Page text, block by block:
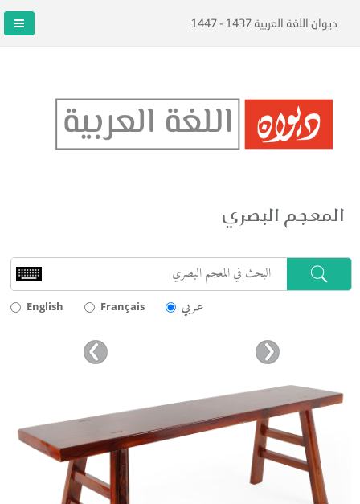
ديوان اللغة العربية 1437 - 1447
المعجم البصري
English Français عـربي